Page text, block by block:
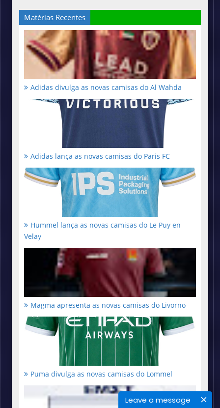
Leave a message
Matérias Recentes
Adidas divulga as novas camisas do Al Wahda
Adidas lança as novas camisas do Paris FC
Hummel lança as novas camisas do Le Puy en
Velay
Magma apresenta as novas camisas do Livorno
Puma divulga as novas camisas do Lommel